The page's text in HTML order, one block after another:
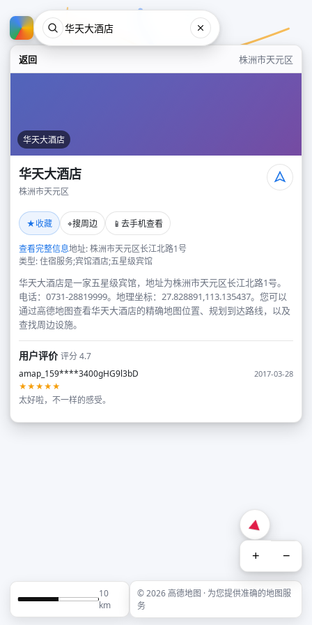
返回 株洲市天元区
华天大酒店
华天大酒店
株洲市天元区
★收藏 ⌖搜周边 📱 去手机查看
查看完整信息地址: 株洲市天元区长江北路1号
类型: 住宿服务;宾馆酒店;五星级宾馆
华天大酒店是一家五星级宾馆，地址为株洲市天元区长江北路1号。
电话：0731-28819999。地理坐标：27.828891,113.135437。您可以
通过高德地图查看华天大酒店的精确地图位置、规划到达路线，以及
查找周边设施。
用户评价评分 4.7
amap_159****3400gHG9l3bD
2017-03-28
★★★★★
太好啦，不一样的感受。
+ −
10
km
© 2026 高德地图 · 为您提供准确的地图服
务